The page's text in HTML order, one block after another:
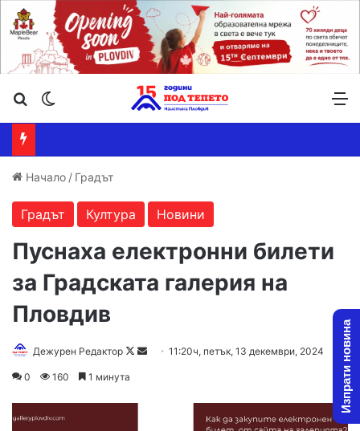
Търсене ...
Начало / Градът
Градът Култура Новини
Пуснаха електронни билети
за Градската галерия на
Пловдив
Дежурен Редактор
Follow
Send11:20ч, петък, 13 декември, 2024
0 160 1 минута Изпрати новина